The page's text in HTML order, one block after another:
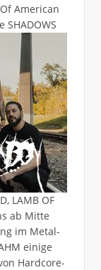
American
SHADOWS
LAMB OF
ab Mitte
im Metal-
einige
Hardcore-